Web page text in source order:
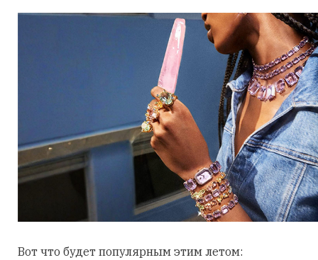
Вот что будет популярным этим летом: